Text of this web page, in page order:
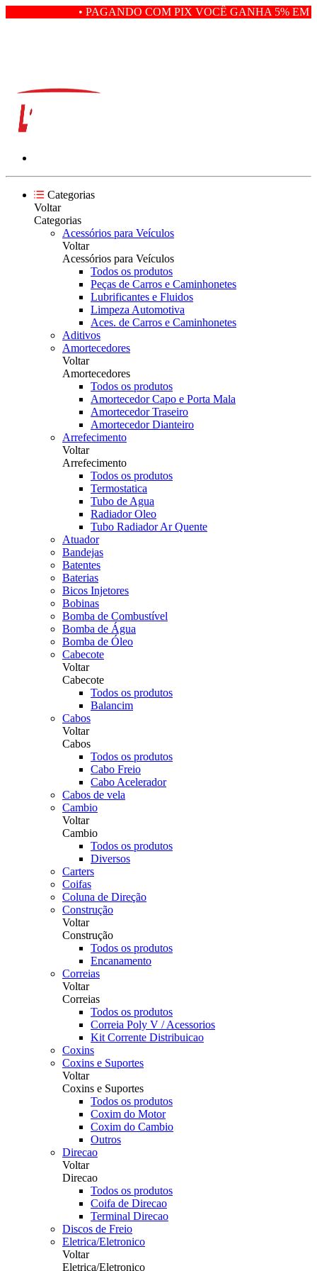
• PAGANDO COM PIX VOCÊ GANHA 5% EM
Categorias
Voltar
Categorias
Acessórios para Veículos
Voltar
Acessórios para Veículos
Todos os produtos
Peças de Carros e Caminhonetes
Lubrificantes e Fluidos
Limpeza Automotiva
Aces. de Carros e Caminhonetes
Aditivos
Amortecedores
Voltar
Amortecedores
Todos os produtos
Amortecedor Capo e Porta Mala
Amortecedor Traseiro
Amortecedor Dianteiro
Arrefecimento
Voltar
Arrefecimento
Todos os produtos
Termostatica
Tubo de Agua
Radiador Oleo
Tubo Radiador Ar Quente
Atuador
Bandejas
Batentes
Baterias
Bicos Injetores
Bobinas
Bomba de Combustível
Bomba de Água
Bomba de Óleo
Cabecote
Voltar
Cabecote
Todos os produtos
Balancim
Cabos
Voltar
Cabos
Todos os produtos
Cabo Freio
Cabo Acelerador
Cabos de vela
Cambio
Voltar
Cambio
Todos os produtos
Diversos
Carters
Coifas
Coluna de Direção
Construção
Voltar
Construção
Todos os produtos
Encanamento
Correias
Voltar
Correias
Todos os produtos
Correia Poly V / Acessorios
Kit Corrente Distribuicao
Coxins
Coxins e Suportes
Voltar
Coxins e Suportes
Todos os produtos
Coxim do Motor
Coxim do Cambio
Outros
Direcao
Voltar
Direcao
Todos os produtos
Coifa de Direcao
Terminal Direcao
Discos de Freio
Eletrica/Eletronico
Voltar
Eletrica/Eletronico